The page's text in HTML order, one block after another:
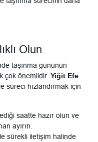
Olun
taşınma gününün
çok önemlidir. Yiğit Efe
süreci hızlandırmak için
saatte hazır olun ve
ayırın.
sürekli iletişim halinde